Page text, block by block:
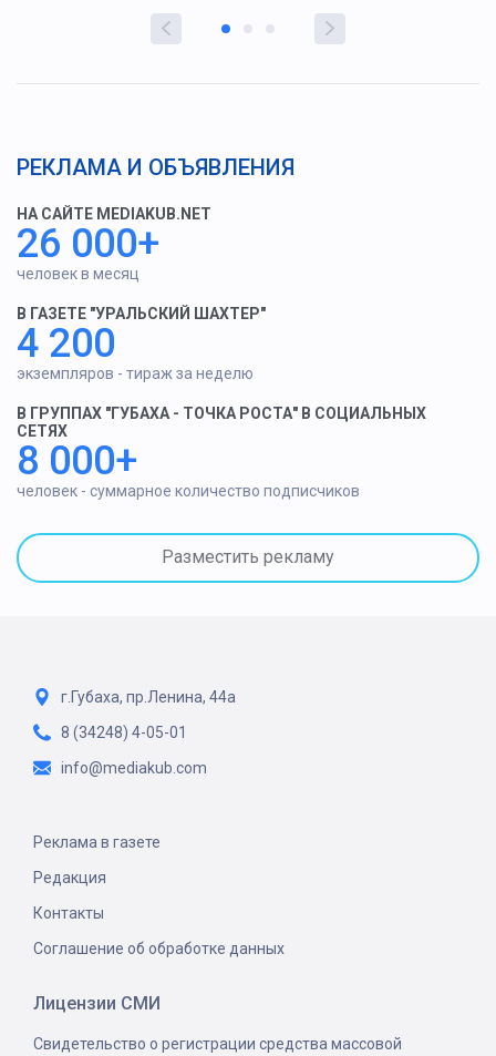
РЕКЛАМА И ОБЪЯВЛЕНИЯ
НА САЙТЕ MEDIAKUB.NET
26 000+
человек в месяц
В ГАЗЕТЕ "УРАЛЬСКИЙ ШАХТЕР"
4 200
экземпляров - тираж за неделю
В ГРУППАХ "ГУБАХА - ТОЧКА РОСТА" В СОЦИАЛЬНЫХ
СЕТЯХ
8 000+
человек - суммарное количество подписчиков
Разместить рекламу
г.Губаха, пр.Ленина, 44а
8 (34248) 4-05-01
info@mediakub.com
Реклама в газете
Редакция
Контакты
Соглашение об обработке данных
Лицензии СМИ
Свидетельство о регистрации средства массовой